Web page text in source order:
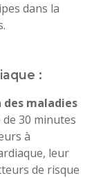
dans la
:
maladies
30 minutes
à
leur
de risque